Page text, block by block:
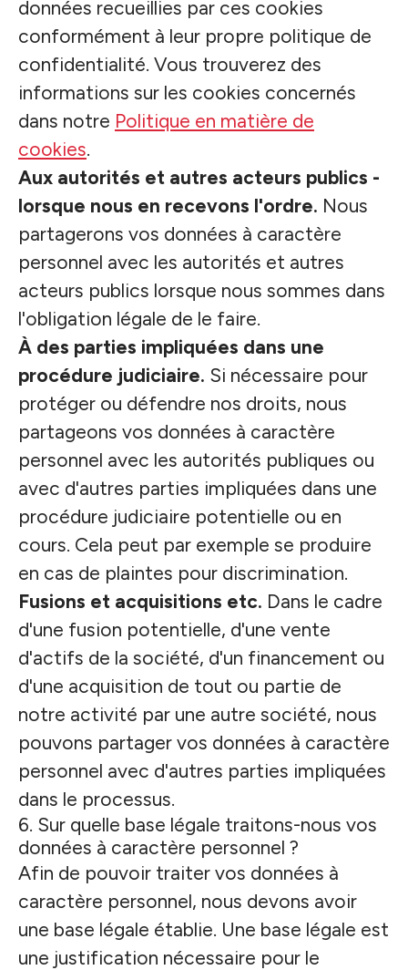
données recueillies par ces cookies
conformément à leur propre politique de
confidentialité. Vous trouverez des
informations sur les cookies concernés
dans notre Politique en matière de
cookies.
Aux autorités et autres acteurs publics -
lorsque nous en recevons l'ordre. Nous
partagerons vos données à caractère
personnel avec les autorités et autres
acteurs publics lorsque nous sommes dans
l'obligation légale de le faire.
À des parties impliquées dans une
procédure judiciaire. Si nécessaire pour
protéger ou défendre nos droits, nous
partageons vos données à caractère
personnel avec les autorités publiques ou
avec d'autres parties impliquées dans une
procédure judiciaire potentielle ou en
cours. Cela peut par exemple se produire
en cas de plaintes pour discrimination.
Fusions et acquisitions etc. Dans le cadre
d'une fusion potentielle, d'une vente
d'actifs de la société, d'un financement ou
d'une acquisition de tout ou partie de
notre activité par une autre société, nous
pouvons partager vos données à caractère
personnel avec d'autres parties impliquées
dans le processus.
6. Sur quelle base légale traitons-nous vos
données à caractère personnel ?
Afin de pouvoir traiter vos données à
caractère personnel, nous devons avoir
une base légale établie. Une base légale est
une justification nécessaire pour le